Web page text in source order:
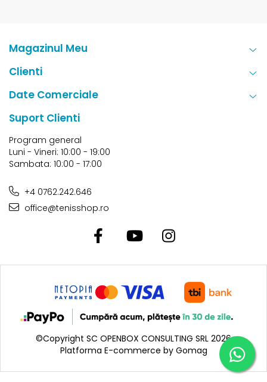
Magazinul Meu
Clienti
Date Comerciale
Suport Clienti
Program general
Luni - Vineri: 10:00 - 19:00
Sambata: 10:00 - 17:00
+4 0762.242.646
office@tenisshop.ro
©Copyright SC OPENBOX CONSULTING SRL 2026
Platforma E-commerce by Gomag